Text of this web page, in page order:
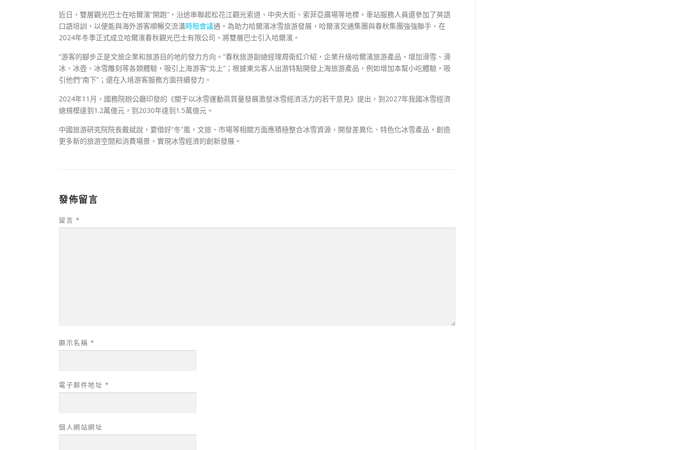
近日，雙層觀光巴士在哈爾濱“開跑”，沿途串聯起松花江觀光索道、中央大街、索菲亞廣場等地標。車站服務人員還參加了英語
口語培訓，以便能與海外游客順暢交流溝時租會議通。為助力哈爾濱冰雪旅游發展，哈爾濱交通集團與春秋集團強強聯手，在
2024年冬季正式成立哈爾濱春秋觀光巴士有限公司，將雙層巴士引入哈爾濱。
“游客的腳步正是文旅企業和旅游目的地的發力方向。”春秋旅游副總經理周衛紅介紹，企業升級哈爾濱旅游產品，增加滑雪、滑
冰、冰壺、冰雪雕刻等各類體驗，吸引上海游客“北上”；根據東北客人出游特點開發上海旅游產品，例如增加本幫小吃體驗，吸
引他們“南下”；還在入境游客服務方面持續發力。
2024年11月，國務院辦公廳印發的《關于以冰雪運動高質量發展激發冰雪經濟活力的若干意見》提出，到2027年我國冰雪經濟
總規模達到1.2萬億元，到2030年達到1.5萬億元。
中國旅游研究院院長戴斌說，要借好“冬”風，文旅、市場等相關方面應積極整合冰雪資源，開發差異化、特色化冰雪產品，創造
更多新的旅游空間和消費場景，實現冰雪經濟的創新發展。
發佈留言
留言 *
顯示名稱 *
電子郵件地址 *
個人網站網址